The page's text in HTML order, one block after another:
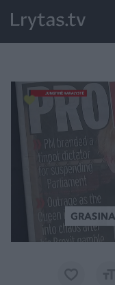
Paremkite Ukrainą